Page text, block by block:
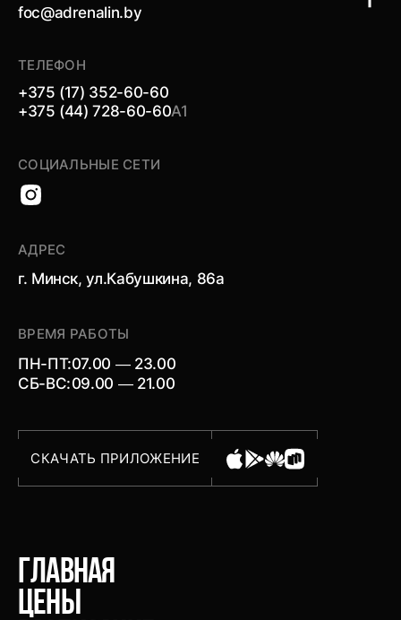
foc@adrenalin.by
ТЕЛЕФОН
+375 (17) 352-60-60
+375 (44) 728-60-60А1
СОЦИАЛЬНЫЕ СЕТИ
АДРЕС
г. Минск, ул.Кабушкина, 86а
ВРЕМЯ РАБОТЫ
ПН-ПТ:
СБ-ВС:
07.00 — 23.00
09.00 — 21.00
СКАЧАТЬ ПРИЛОЖЕНИЕ
главная
Цены